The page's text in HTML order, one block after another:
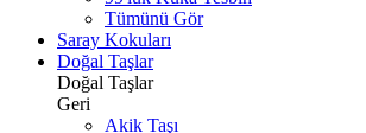
Tümünü Gör
Saray Kokuları
Doğal Taşlar
Doğal Taşlar
Geri
Akik Taşı